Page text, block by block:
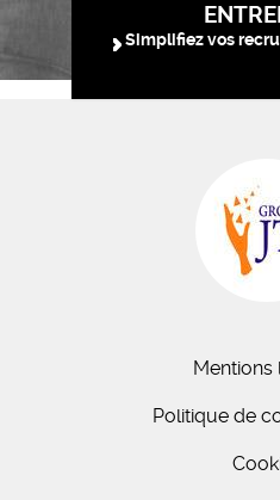
Simplifiez vos
Mentions
Politique de